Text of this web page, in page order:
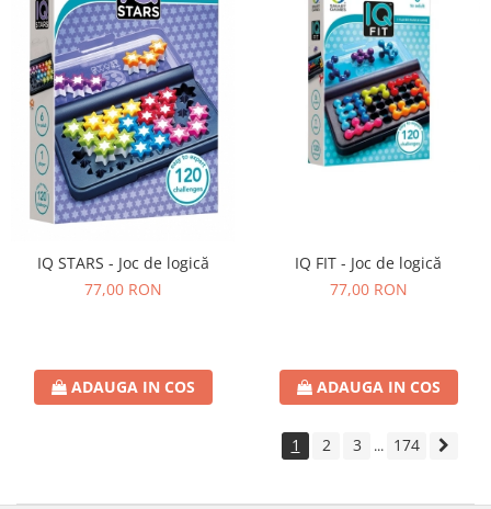
IQ STARS - Joc de logică
77,00 RON
ADAUGA IN COS
IQ FIT - Joc de logică
77,00 RON
ADAUGA IN COS
1 2 3 ... 174